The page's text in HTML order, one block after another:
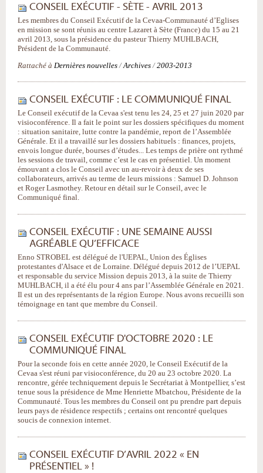
CONSEIL EXÉCUTIF - SÈTE - AVRIL 2013
Les membres du Conseil Exécutif de la Cevaa-Communauté d’Eglises
en mission se sont réunis au centre Lazaret à Sète (France) du 15 au 21
avril 2013, sous la présidence du pasteur Thierry MUHLBACH,
Président de la Communauté.
Rattaché à Dernières nouvelles /Archives /2003-2013
CONSEIL EXÉCUTIF : LE COMMUNIQUÉ FINAL
Le Conseil exécutif de la Cevaa s'est tenu les 24, 25 et 27 juin 2020 par
visioconférence. Il a fait le point sur les dossiers spécifiques du moment
: situation sanitaire, lutte contre la pandémie, report de l’Assemblée
Générale. Et il a travaillé sur les dossiers habituels : finances, projets,
envois longue durée, bourses d’études... Les temps de prière ont rythmé
les sessions de travail, comme c’est le cas en présentiel. Un moment
émouvant a clos le Conseil avec un au-revoir à deux de ses
collaborateurs, arrivés au terme de leurs missions : Samuel D. Johnson
et Roger Lasmothey. Retour en détail sur le Conseil, avec le
Communiqué final.
CONSEIL EXÉCUTIF : UNE SEMAINE AUSSI
AGRÉABLE QU’EFFICACE
Enno STROBEL est délégué de l'UEPAL, Union des Églises
protestantes d'Alsace et de Lorraine. Délégué depuis 2012 de l’UEPAL
et responsable du service Mission depuis 2013, à la suite de Thierry
MUHLBACH, il a été élu pour 4 ans par l’Assemblée Générale en 2021.
Il est un des représentants de la région Europe. Nous avons recueilli son
témoignage en tant que membre du Conseil.
CONSEIL EXÉCUTIF D'OCTOBRE 2020 : LE
COMMUNIQUÉ FINAL
Pour la seconde fois en cette année 2020, le Conseil Exécutif de la
Cevaa s'est réuni par visioconférence, du 20 au 23 octobre 2020. La
rencontre, gérée techniquement depuis le Secrétariat à Montpellier, s’est
tenue sous la présidence de Mme Henriette Mbatchou, Présidente de la
Communauté. Tous les membres du Conseil ont pu prendre part depuis
leurs pays de résidence respectifs ; certains ont rencontré quelques
soucis de connexion internet.
CONSEIL EXÉCUTIF D’AVRIL 2022 « EN
PRÉSENTIEL » !